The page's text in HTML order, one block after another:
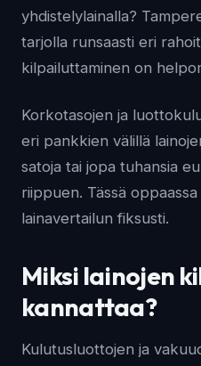
yhdistelylainalla?
tarjolla runsaasti eri
kilpailuttaminen on
Korkotasojen ja
eri pankkien välillä
satoja tai jopa tuhansia
riippuen. Tässä
lainavertailun fiksusti.
Miksi lainojen
kannattaa?
Kulutusluottojen ja